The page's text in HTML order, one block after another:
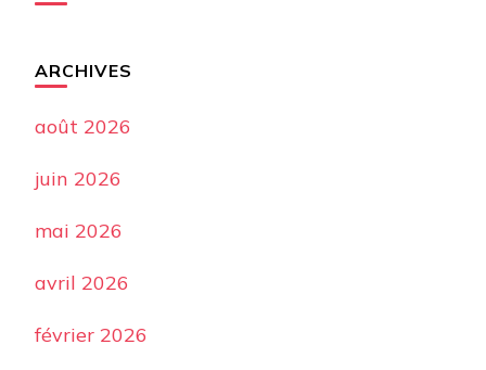
ARCHIVES
août 2026
juin 2026
mai 2026
avril 2026
février 2026